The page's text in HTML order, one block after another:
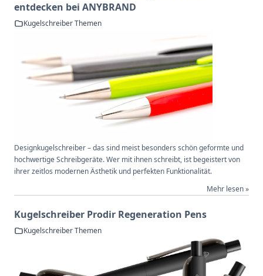
entdecken bei ANYBRAND
Kugelschreiber Themen
Designkugelschreiber – das sind meist besonders schön geformte und
hochwertige Schreibgeräte. Wer mit ihnen schreibt, ist begeistert von
ihrer zeitlos modernen Ästhetik und perfekten Funktionalität.
Mehr lesen »
Kugelschreiber Prodir Regeneration Pens
Kugelschreiber Themen